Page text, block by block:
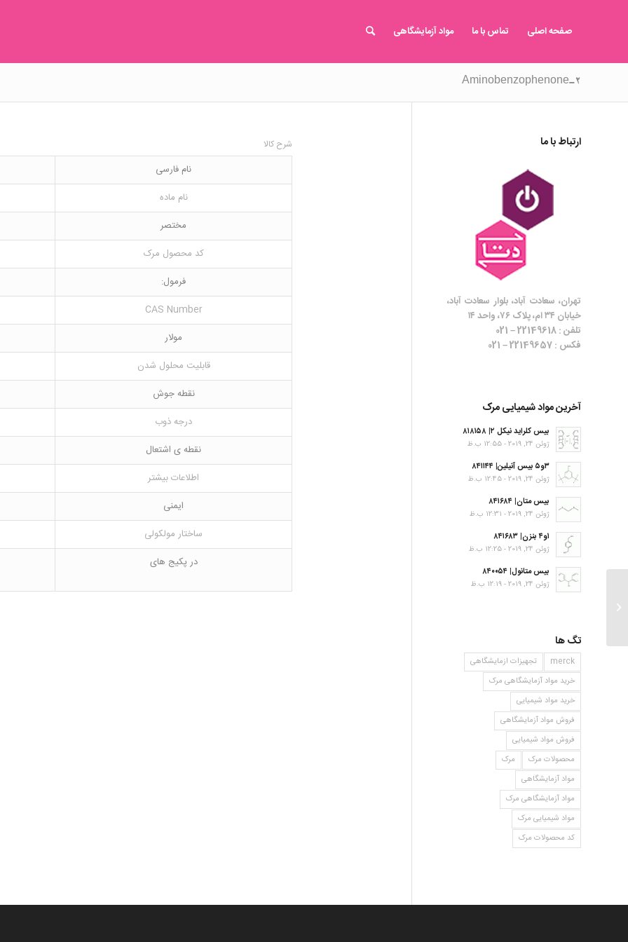
صفحه اصلی تماس با ما مواد آزمایشگاهی
۲-Aminobenzophenone
شرح کالا
نام فارسی
نام ماده
مختصر
کد محصول مرک
فرمول:
CAS Number
مولار
قابلیت محلول شدن
نقطه جوش
درجه ذوب
نقطه ی اشتعال
اطلاعات بیشتر
ایمنی
ساختار مولکولی
در پکیج های
ارتباط با ما
تهران، سعادت آباد، بلوار سعادت آباد،
خیابان ۳۴ ام، پلاک ۷۶، واحد ۱۴
تلفن : 22149618 – 021
فکس : 22149657 – 021
آخرین مواد شیمیایی مرک
بیس کلراید نیکل ۲| ۸۱۸۱۵۸
ژوئن 24, 2019 - 12:55 ب.ظ
۳و۵ بیس آنیلین| ۸۴۱۱۴۴
ژوئن 24, 2019 - 12:45 ب.ظ
بیس متان| ۸۴۱۶۸۴
ژوئن 24, 2019 - 12:31 ب.ظ
۱و۴ بنزن| ۸۴۱۶۸۳
ژوئن 24, 2019 - 12:25 ب.ظ
بیس متانول| ۸۴۰۰۵۴
ژوئن 24, 2019 - 12:19 ب.ظ
تگ ها
merck
تجهیزات ازمایشگاهی
خرید مواد آزمایشگاهی مرک
خرید مواد شیمیایی
فروش مواد آزمایشگاهی
فروش مواد شیمیایی
محصولات مرک
مرک
مواد آزمایشگاهی
مواد آزمایشگاهی مرک
مواد شیمیایی مرک
کد محصولات مرک